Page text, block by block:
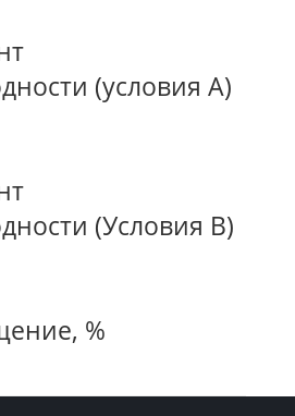
(условия А)
(Условия В)
%